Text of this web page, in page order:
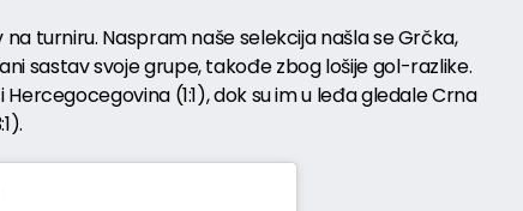
na turniru. Naspram naše selekcija našla se Grčka,
sastav svoje grupe, takođe zbog lošije gol-razlike.
Hercegocegovina (1:1), dok su im u leđa gledale Crna